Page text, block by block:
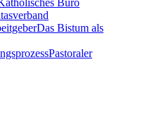
Das Bistum als
Pastoraler